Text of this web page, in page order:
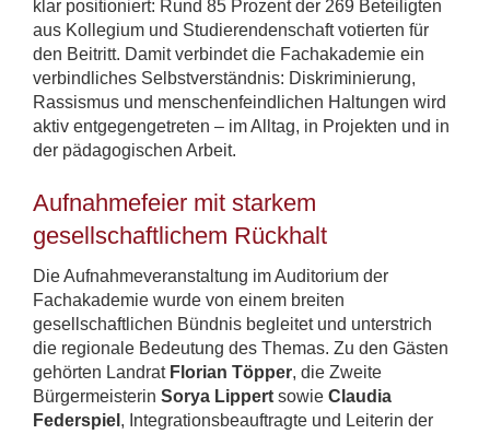
klar positioniert: Rund 85 Prozent der 269 Beteiligten
aus Kollegium und Studierendenschaft votierten für
den Beitritt. Damit verbindet die Fachakademie ein
verbindliches Selbstverständnis: Diskriminierung,
Rassismus und menschenfeindlichen Haltungen wird
aktiv entgegengetreten – im Alltag, in Projekten und in
der pädagogischen Arbeit.
Aufnahmefeier mit starkem
gesellschaftlichem Rückhalt
Die Aufnahmeveranstaltung im Auditorium der
Fachakademie wurde von einem breiten
gesellschaftlichen Bündnis begleitet und unterstrich
die regionale Bedeutung des Themas. Zu den Gästen
gehörten Landrat Florian Töpper, die Zweite
Bürgermeisterin Sorya Lippert sowie Claudia
Federspiel , Integrationsbeauftragte und Leiterin der